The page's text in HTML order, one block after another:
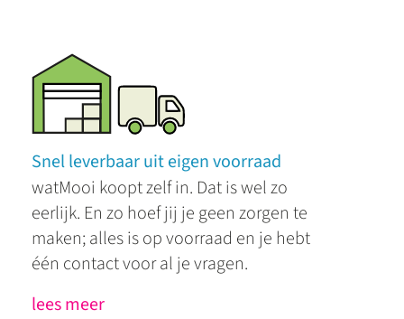
Snel leverbaar uit eigen voorraad
watMooi koopt zelf in. Dat is wel zo
eerlijk. En zo hoef jij je geen zorgen te
maken; alles is op voorraad en je hebt
één contact voor al je vragen.
lees meer